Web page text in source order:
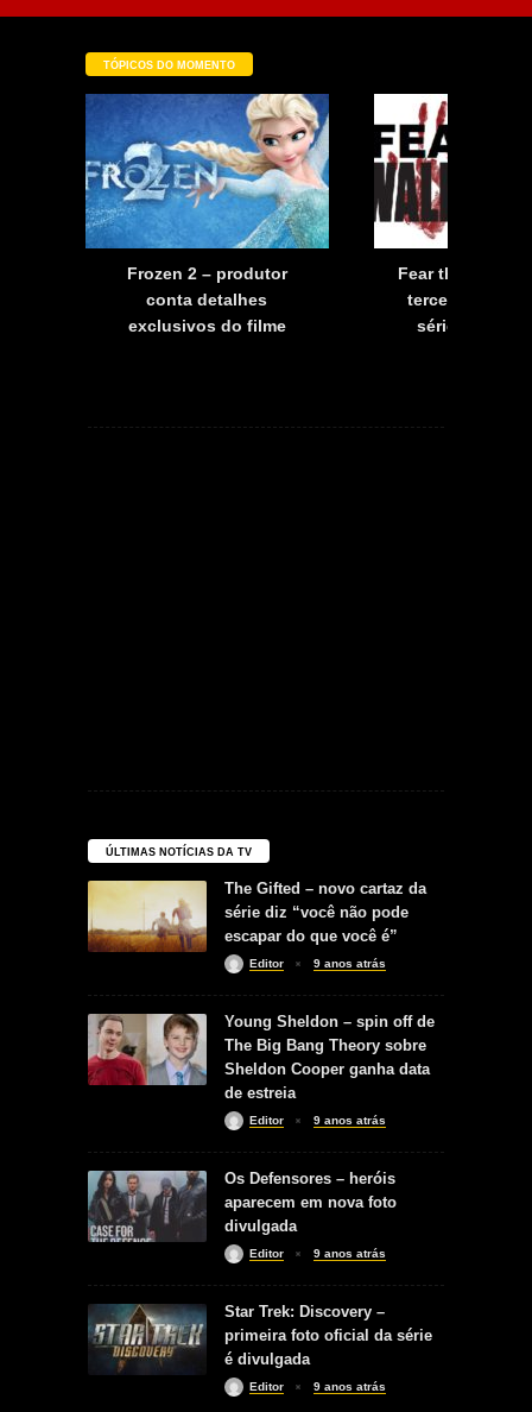
TÓPICOS DO MOMENTO
Frozen 2 – produtor
conta detalhes
exclusivos do filme
Fear the
terceira
série já tem
ÚLTIMAS NOTÍCIAS DA TV
The Gifted – novo cartaz da
série diz “você não pode
escapar do que você é”
Editor 9 anos atrás
Young Sheldon – spin off de
The Big Bang Theory sobre
Sheldon Cooper ganha data
de estreia
Editor 9 anos atrás
Os Defensores – heróis
aparecem em nova foto
divulgada
Editor 9 anos atrás
Star Trek: Discovery –
primeira foto oficial da série
é divulgada
Editor 9 anos atrás